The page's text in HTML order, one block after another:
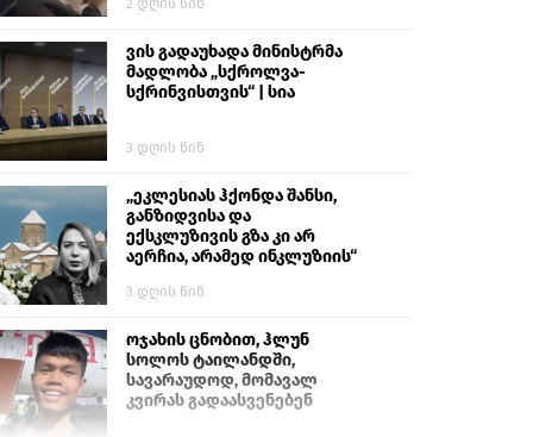
2 დღის წინ
ვის გადაუხადა მინისტრმა
მადლობა „სქროლვა-
სქრინვისთვის“ | სია
3 დღის წინ
„ეკლესიას ჰქონდა შანსი,
განზიდვისა და
ექსკლუზივის გზა კი არ
აერჩია, არამედ ინკლუზიის“
3 დღის წინ
ოჯახის ცნობით, ჰლუნ
სოლოს ტაილანდში,
სავარაუდოდ, მომავალ
კვირას გადაასვენებენ